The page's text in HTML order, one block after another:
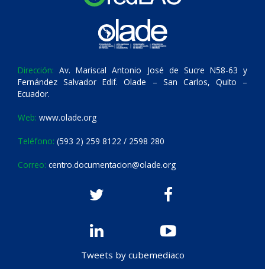
Dirección: Av. Mariscal Antonio José de Sucre N58-63 y
Fernández Salvador Edif. Olade – San Carlos, Quito –
Ecuador.
Web: www.olade.org
Teléfono: (593 2) 259 8122 / 2598 280
Correo: centro.documentacion@olade.org
Tweets by cubemediaco